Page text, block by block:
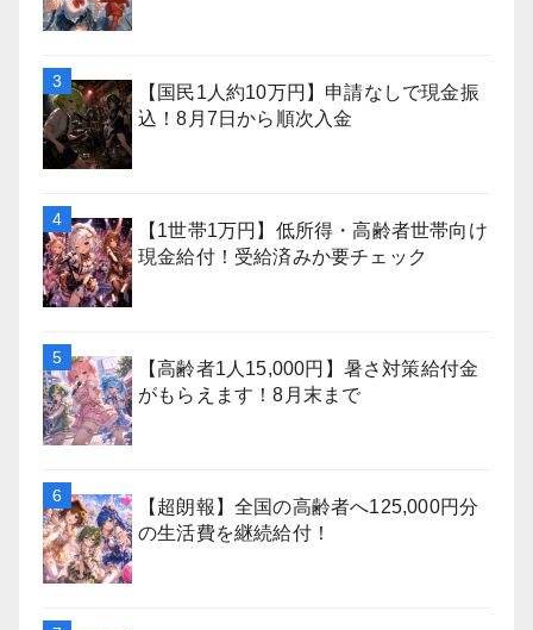
【国民1人約10万円】申請なしで現金振
込！8月7日から順次入金
【1世帯1万円】低所得・高齢者世帯向け
現金給付！受給済みか要チェック
【高齢者1人15,000円】暑さ対策給付金
がもらえます！8月末まで
【超朗報】全国の高齢者へ125,000円分
の生活費を継続給付！